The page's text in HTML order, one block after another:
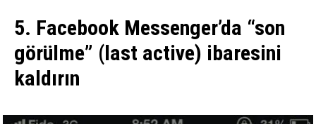
5. Facebook Messenger’da “son
görülme” (last active) ibaresini
kaldırın